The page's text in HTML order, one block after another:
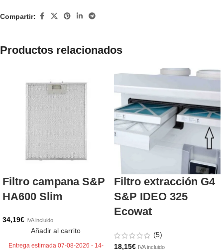
Compartir:
Productos relacionados
Filtro campana S&P
HA600 Slim
34,19€ IVA incluido
Añadir al carrito
Entrega estimada 07-08-2026 - 14-
Filtro extracción G4
S&P IDEO 325
Ecowat
(5)
18,15€ IVA incluido